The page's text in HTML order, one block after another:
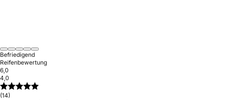
Befriedigend
Reifenbewertung
6,0
4,0
(14)